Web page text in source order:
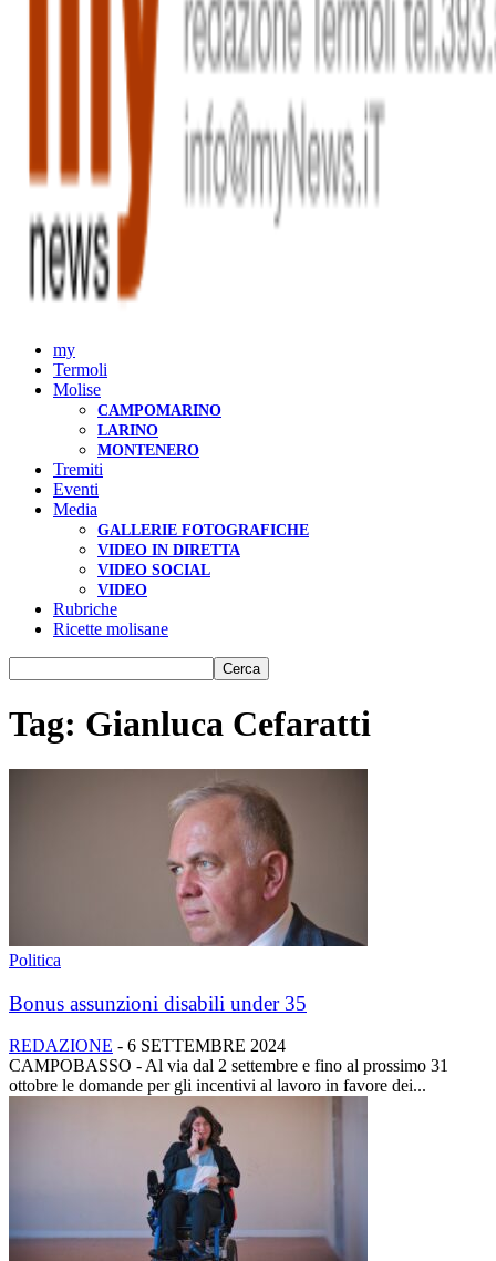
my
Termoli
Molise
CAMPOMARINO
LARINO
MONTENERO
Tremiti
Eventi
Media
GALLERIE FOTOGRAFICHE
VIDEO IN DIRETTA
VIDEO SOCIAL
VIDEO
Rubriche
Ricette molisane
Tag: Gianluca Cefaratti
Politica
Bonus assunzioni disabili under 35
REDAZIONE - 6 SETTEMBRE 2024
CAMPOBASSO - Al via dal 2 settembre e fino al prossimo 31
ottobre le domande per gli incentivi al lavoro in favore dei...